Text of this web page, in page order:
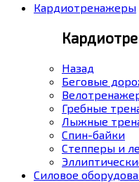
Кардиотренажеры
Назад
Беговые
Гребные
Лыжные
Спин-байки
Степперы и
Силовое